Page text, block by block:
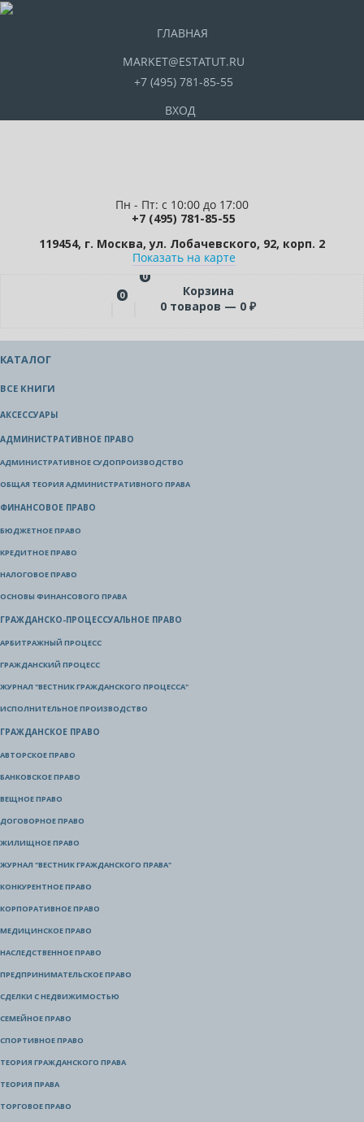
ГЛАВНАЯ
MARKET@ESTATUT.RU
+7 (495) 781-85-55
ВХОД
Пн - Пт: с 10:00 до 17:00
+7 (495) 781-85-55
119454, г. Москва, ул. Лобачевского, 92, корп. 2
Показать на карте
0
0
Корзина
0 товаров — 0 ₽
КАТАЛОГ
ВСЕ КНИГИ
АКСЕССУАРЫ
АДМИНИСТРАТИВНОЕ ПРАВО
АДМИНИСТРАТИВНОЕ СУДОПРОИЗВОДСТВО
ОБЩАЯ ТЕОРИЯ АДМИНИСТРАТИВНОГО ПРАВА
ФИНАНСОВОЕ ПРАВО
БЮДЖЕТНОЕ ПРАВО
КРЕДИТНОЕ ПРАВО
НАЛОГОВОЕ ПРАВО
ОСНОВЫ ФИНАНСОВОГО ПРАВА
ГРАЖДАНСКО-ПРОЦЕССУАЛЬНОЕ ПРАВО
АРБИТРАЖНЫЙ ПРОЦЕСС
ГРАЖДАНСКИЙ ПРОЦЕСС
ЖУРНАЛ "ВЕСТНИК ГРАЖДАНСКОГО ПРОЦЕССА"
ИСПОЛНИТЕЛЬНОЕ ПРОИЗВОДСТВО
ГРАЖДАНСКОЕ ПРАВО
АВТОРСКОЕ ПРАВО
БАНКОВСКОЕ ПРАВО
ВЕЩНОЕ ПРАВО
ДОГОВОРНОЕ ПРАВО
ЖИЛИЩНОЕ ПРАВО
ЖУРНАЛ "ВЕСТНИК ГРАЖДАНСКОГО ПРАВА"
КОНКУРЕНТНОЕ ПРАВО
КОРПОРАТИВНОЕ ПРАВО
МЕДИЦИНСКОЕ ПРАВО
НАСЛЕДСТВЕННОЕ ПРАВО
ПРЕДПРИНИМАТЕЛЬСКОЕ ПРАВО
СДЕЛКИ С НЕДВИЖИМОСТЬЮ
СЕМЕЙНОЕ ПРАВО
СПОРТИВНОЕ ПРАВО
ТЕОРИЯ ГРАЖДАНСКОГО ПРАВА
ТЕОРИЯ ПРАВА
ТОРГОВОЕ ПРАВО